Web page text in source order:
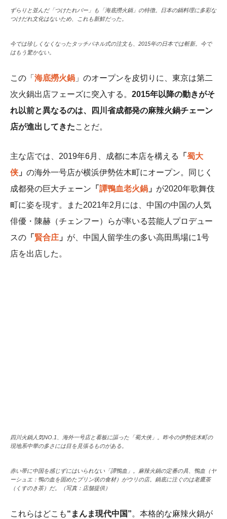
ずらりと並んだ「つけたれバー」も「海底撈火鍋」の特徴。日本の鍋料理に多彩な
つけだれ文化はないため、これも新鮮だった。
今では珍しくなくなったタッチパネル式の注文も、2015年の日本では斬新。今で
はもう驚かない。
この「 海底撈火鍋 」のオープンを皮切りに、東京は第二
次火鍋出店フェーズに突入する。 2015年以降の動きがそ
れ以前と異なるのは、四川省成都発の麻辣火鍋チェーン
店が進出してきたことだ。
主な店では、2019年6月、成都に本店を構える 「 蜀大
侠 」 の海外一号店が横浜伊勢佐木町にオープン。同じく
成都発の巨大チェーン 「 譚鴨血老火鍋 」 が2020年歌舞伎
町に姿を現す。また2021年2月には、中国の中国の人気
俳優・陳赫（チェンフー）らが率いる芸能人プロデュー
スの 「 賢合庄 」 が、中国人留学生の多い高田馬場に1号
店を出店した。
四川火鍋人気NO.1、海外一号店と看板に謳った「蜀大侠」。昨今の伊勢佐木町の
現地系中華の多さには目を見張るものがある。
赤い帯に中国を感じずにはいられない「譚鴨血」。麻辣火鍋の定番の具、鴨血（ヤ
ーシュエ：鴨の血を固めたプリン状の食材）がウリの店。鍋底に注ぐのは老鷹茶
（くすのき茶）だ。（写真：店舗提供）
これらはどこも“まんま現代中国”。本格的な麻辣火鍋が